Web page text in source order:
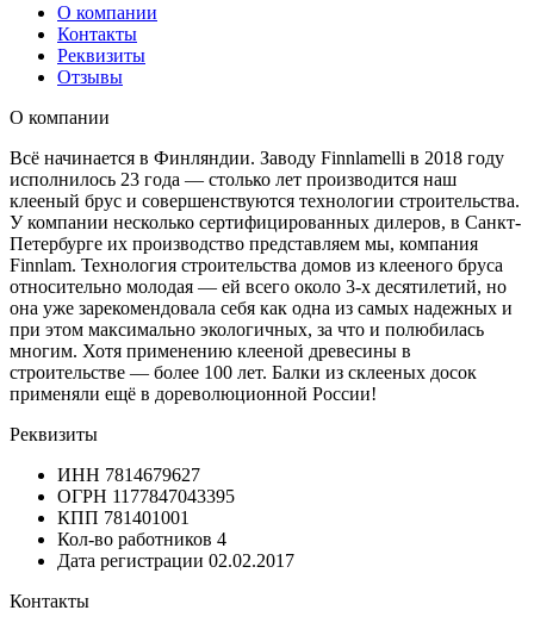
О компании
Контакты
Реквизиты
Отзывы
О компании
Всё начинается в Финляндии. Заводу Finnlamelli в 2018 году
исполнилось 23 года — столько лет производится наш
клееный брус и совершенствуются технологии строительства.
У компании несколько сертифицированных дилеров, в Санкт-
Петербурге их производство представляем мы, компания
Finnlam. Технология строительства домов из клееного бруса
относительно молодая — ей всего около 3-х десятилетий, но
она уже зарекомендовала себя как одна из самых надежных и
при этом максимально экологичных, за что и полюбилась
многим. Хотя применению клееной древесины в
строительстве — более 100 лет. Балки из склееных досок
применяли ещё в дореволюционной России!
Реквизиты
ИНН 7814679627
ОГРН 1177847043395
КПП 781401001
Кол-во работников 4
Дата регистрации 02.02.2017
Контакты